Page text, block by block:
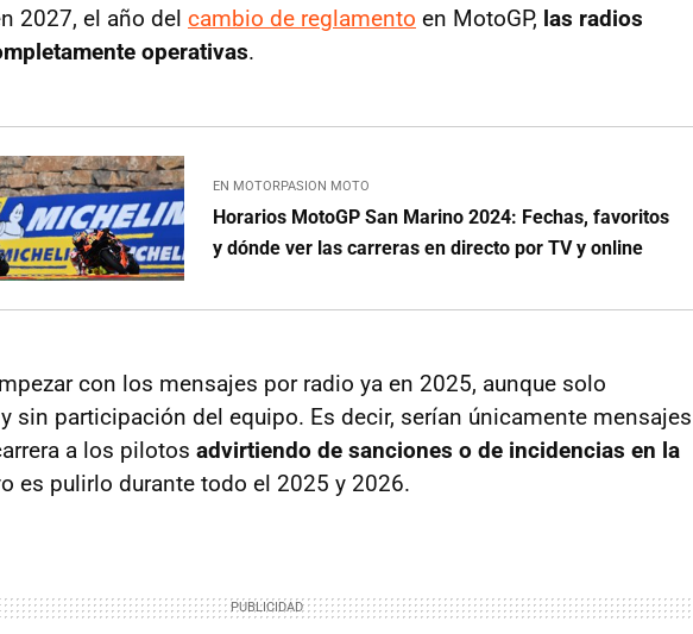
2027, el año del cambio de reglamento en MotoGP, las radios
operativas.
EN MOTORPASION MOTO
Horarios MotoGP San Marino 2024: Fechas, favoritos
y dónde ver las carreras en directo por TV y online
con los mensajes por radio ya en 2025, aunque solo
sin participación del equipo. Es decir, serían únicamente mensajes
a los pilotos advirtiendo de sanciones o de incidencias en la
es pulirlo durante todo el 2025 y 2026.